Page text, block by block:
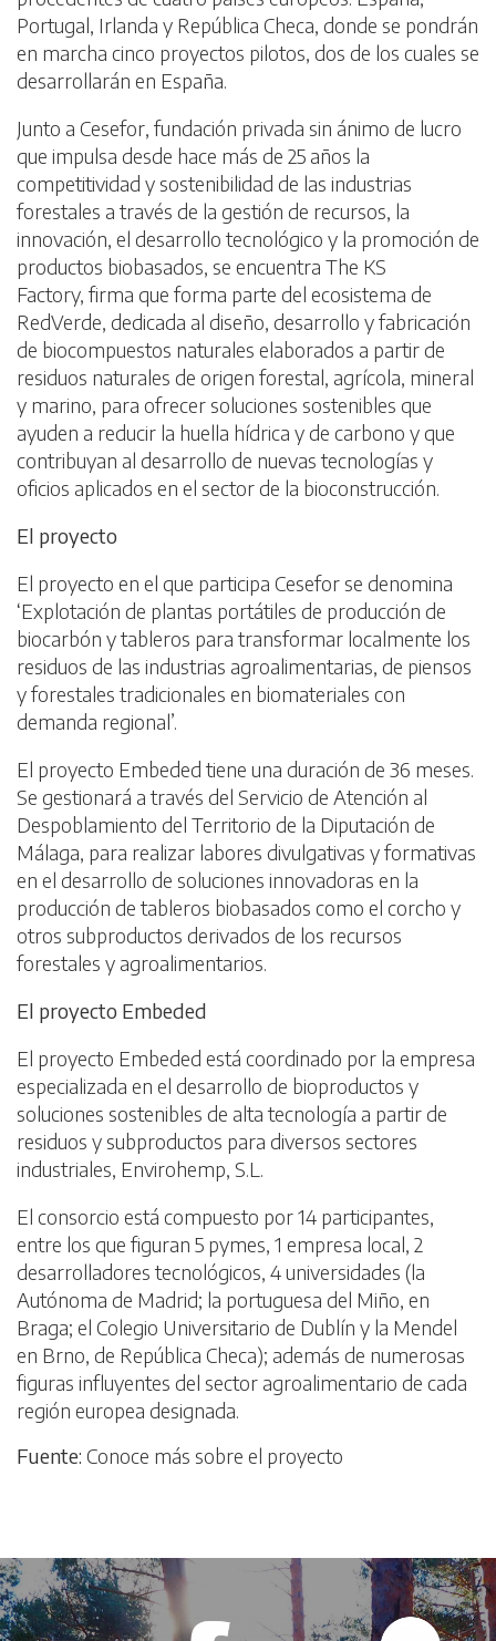
Portugal, Irlanda y República Checa, donde se pondrán
en marcha cinco proyectos pilotos, dos de los cuales se
desarrollarán en España.
Junto a Cesefor, fundación privada sin ánimo de lucro
que impulsa desde hace más de 25 años la
competitividad y sostenibilidad de las industrias
forestales a través de la gestión de recursos, la
innovación, el desarrollo tecnológico y la promoción de
productos biobasados, se encuentra The KS
Factory, firma que forma parte del ecosistema de
RedVerde, dedicada al diseño, desarrollo y fabricación
de biocompuestos naturales elaborados a partir de
residuos naturales de origen forestal, agrícola, mineral
y marino, para ofrecer soluciones sostenibles que
ayuden a reducir la huella hídrica y de carbono y que
contribuyan al desarrollo de nuevas tecnologías y
oficios aplicados en el sector de la bioconstrucción.
El proyecto
El proyecto en el que participa Cesefor se denomina
‘Explotación de plantas portátiles de producción de
biocarbón y tableros para transformar localmente los
residuos de las industrias agroalimentarias, de piensos
y forestales tradicionales en biomateriales con
demanda regional’.
El proyecto Embeded tiene una duración de 36 meses.
Se gestionará a través del Servicio de Atención al
Despoblamiento del Territorio de la Diputación de
Málaga, para realizar labores divulgativas y formativas
en el desarrollo de soluciones innovadoras en la
producción de tableros biobasados como el corcho y
otros subproductos derivados de los recursos
forestales y agroalimentarios.
El proyecto Embeded
El proyecto Embeded está coordinado por la empresa
especializada en el desarrollo de bioproductos y
soluciones sostenibles de alta tecnología a partir de
residuos y subproductos para diversos sectores
industriales, Envirohemp, S.L.
El consorcio está compuesto por 14 participantes,
entre los que figuran 5 pymes, 1 empresa local, 2
desarrolladores tecnológicos, 4 universidades (la
Autónoma de Madrid; la portuguesa del Miño, en
Braga; el Colegio Universitario de Dublín y la Mendel
en Brno, de República Checa); además de numerosas
figuras influyentes del sector agroalimentario de cada
región europea designada.
Fuente: Conoce más sobre el proyecto